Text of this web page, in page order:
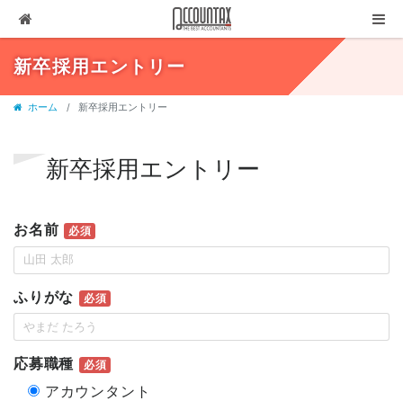
ソリューション
代表ブログ
お問合せ
新卒採用エントリー
ホーム 新卒採用エントリー
新卒採用エントリー
お名前 必須
ふりがな 必須
応募職種 必須
アカウンタント